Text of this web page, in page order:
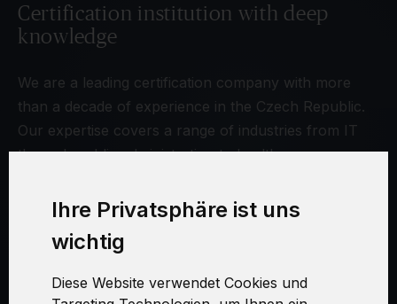
Ihre Privatsphäre ist uns
wichtig
Diese Website verwendet Cookies und
Certification institution with deep
knowledge
We are a leading certification company with more
than a decade of experience in the Czech Republic.
Our expertise covers a range of industries from IT
through public administration to healthcare.
MAIN MENU
TAYLLORCOX